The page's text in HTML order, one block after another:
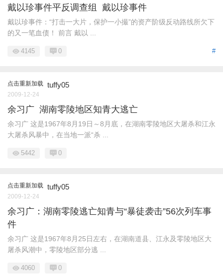
戴以珍事件平反调查组 戴以珍事件
戴以珍事件：“打击一大片，保护一小撮”的资产阶级反动路线所欠下
的又一笔血债！ 前言 戴以 ...
#
4145 0
点击重新加载 tuffy05
2009-12-24
余习广 湖南零陵地区知青大逃亡
余习广 这是1967年8月19日～8月底，在湖南零陵地区大屠杀和江永
大屠杀风暴中，在当地一派“杀 ...
5442 0
点击重新加载 tuffy05
2009-12-24
余习广：湖南零陵逃亡知青与“暴徒袭击”56次列车事
件
余习广 这是1967年8月25日左右，在湖南道县、江永及零陵地区大
屠杀风潮中，零陵地区部分逃 ...
4060 0